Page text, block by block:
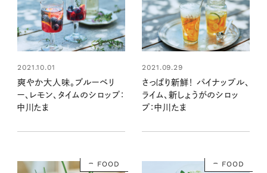
2021.10.01
爽やか大人味。ブルーベリ
ー、レモン、タイムのシロップ：
中川たま
2021.09.29
さっぱり新鮮！ パイナップル、
ライム、新しょうがのシロッ
プ：中川たま
FOOD FOOD